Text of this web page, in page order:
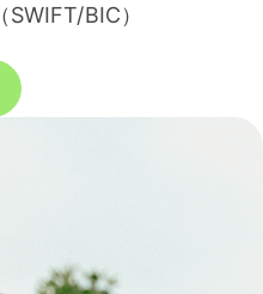
BIC）